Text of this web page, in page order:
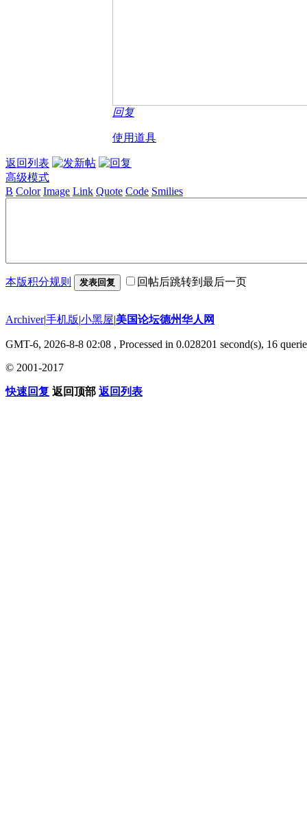
回复
使用道具
返回列表
高级模式
B Color Image Link Quote Code Smilies
本版积分规则 发表回复 回帖后跳转到最后一页
Archiver|手机版|小黑屋|美国论坛德州华人网
GMT-6, 2026-8-8 02:08 , Processed in 0.028201 second(s), 16
© 2001-2017
快速回复 返回顶部 返回列表